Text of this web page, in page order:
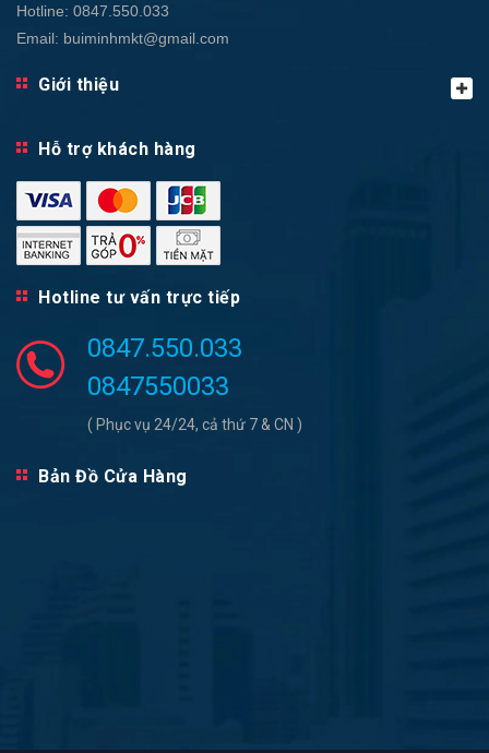
Hotline: 0847.550.033
Email: buiminhmkt@gmail.com
Giới thiệu
Hỗ trợ khách hàng
Hotline tư vấn trực tiếp
0847.550.033
0847550033
( Phục vụ 24/24, cả thứ 7 & CN )
Bản Đồ Cửa Hàng